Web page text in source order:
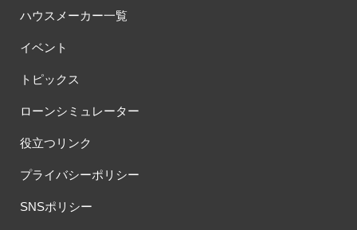
ハウスメーカー一覧
イベント
トピックス
ローンシミュレーター
役立つリンク
プライバシーポリシー
SNSポリシー